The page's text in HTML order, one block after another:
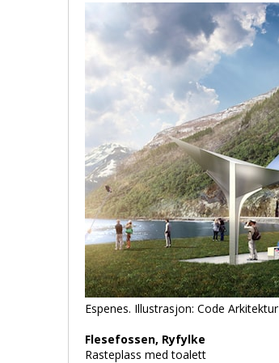
Espenes. Illustrasjon: Code Arkitektur
Flesefossen, Ryfylke
Rasteplass med toalett